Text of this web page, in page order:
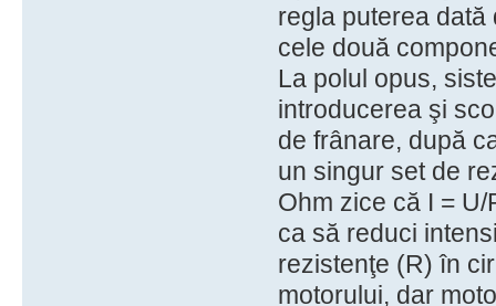
regla puterea
cele două
La polul opus,
introducerea şi
de frânare, după
un singur set de
Ohm zice că I =
ca să reduci
rezistenţe (R) în
motorului, dar